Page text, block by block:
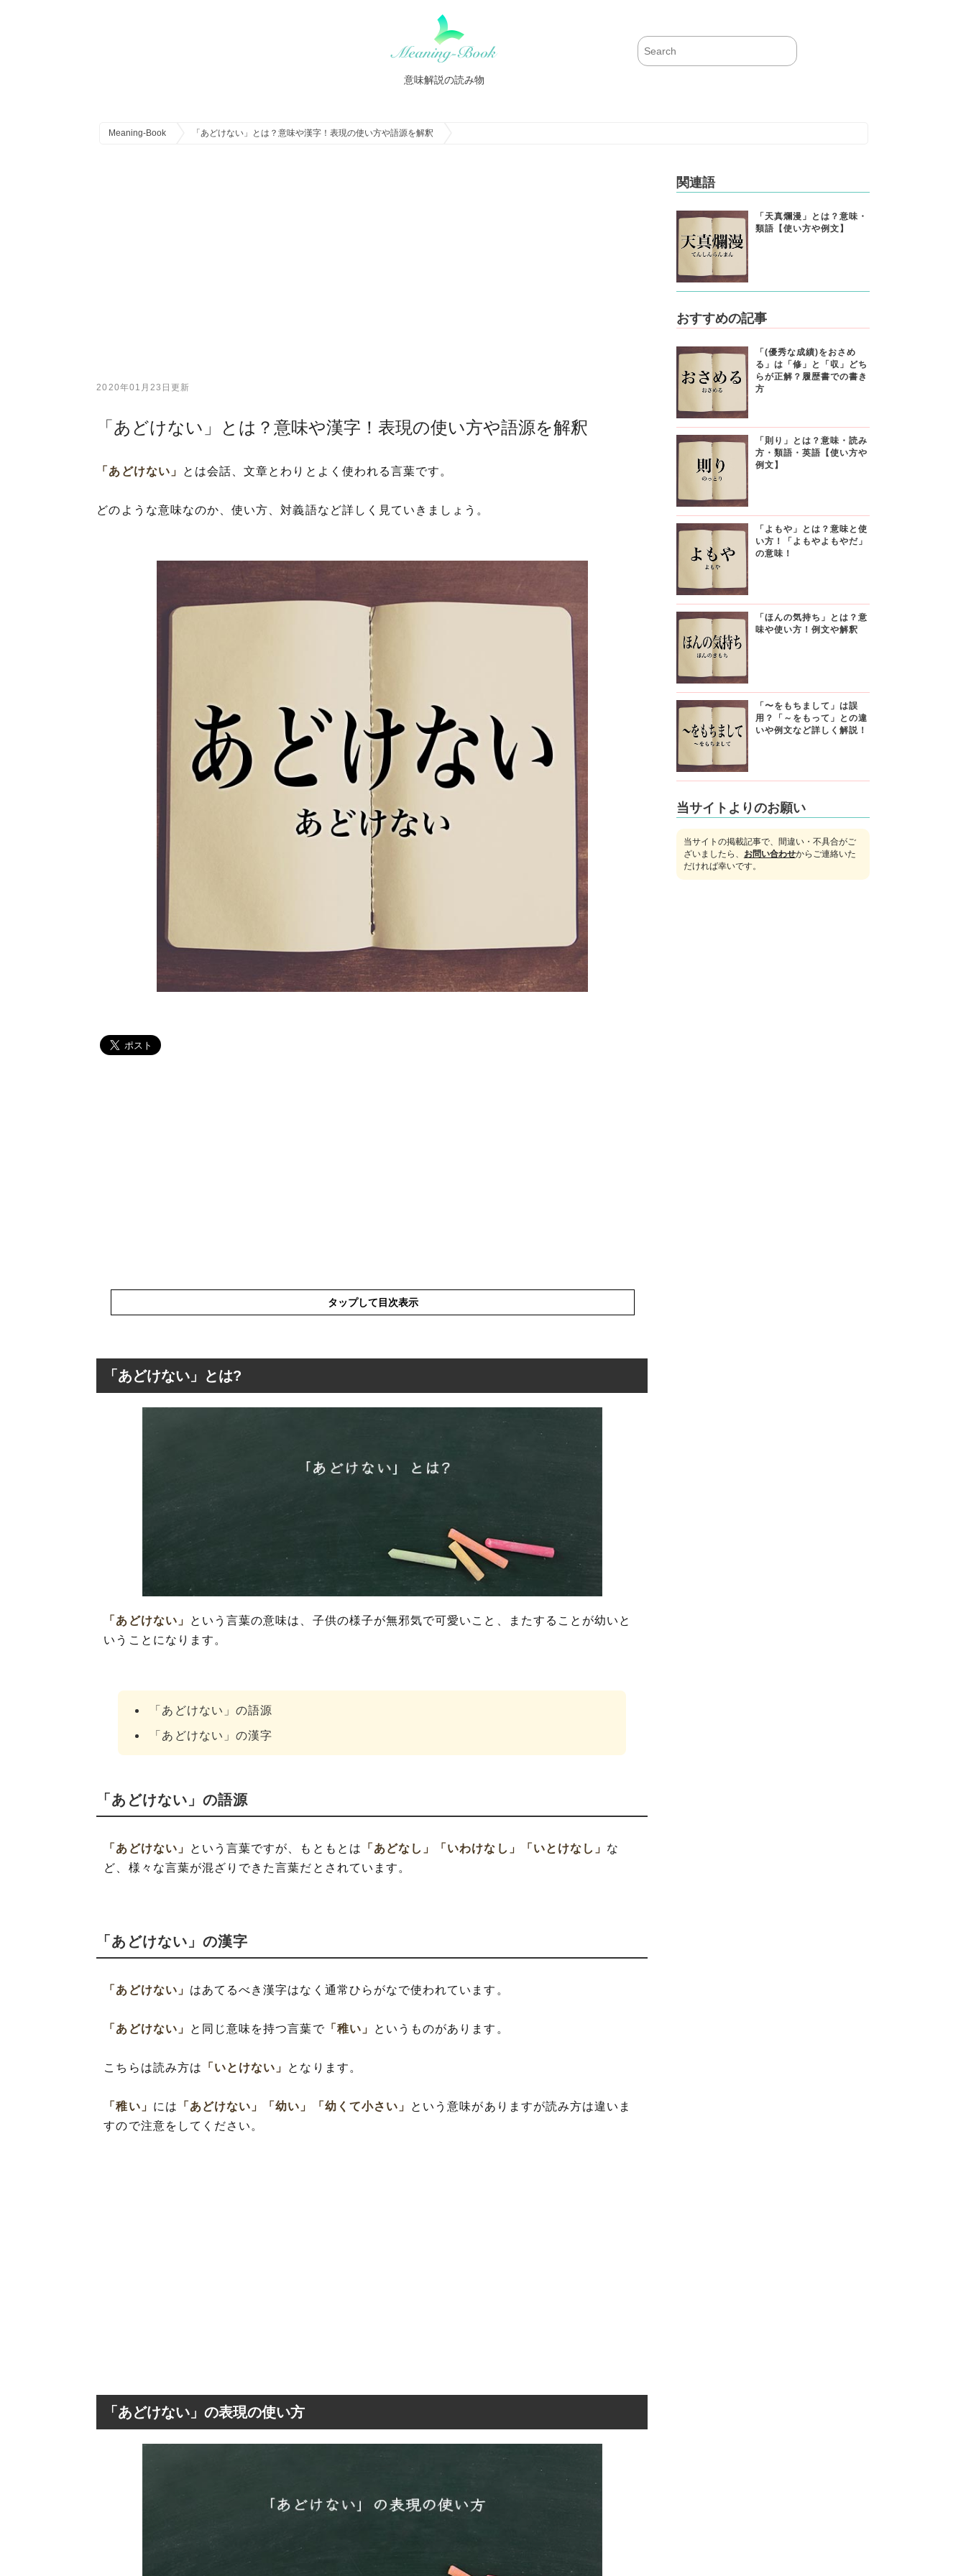
意味解説の読み物
Meaning-Book 「あどけない」とは？意味や漢字！表現の使い方や語源を解釈
2020年01月23日更新
「あどけない」とは？意味や漢字！表現の使い方や語源を解釈
「あどけない」 とは会話、文章とわりとよく使われる言葉です。
どのような意味なのか、使い方、対義語など詳しく見ていきましょう。
タップして目次表示
「あどけない」の表現の使い方
「あどけない」を使った例文や短文など(意味を解釈)
「あどけない」の類語や関連語
「あどけない」の英語と解釈
「あどけない」とは?
「あどけない」
という言葉の意味は、子供の様子が無邪気で可愛いこと、またすることが幼いと
いうことになります。
「あどけない」の語源
「あどけない」の漢字
「あどけない」の語源
「あどけない」 という言葉ですが、もともとは 「あどなし」 「いわけなし」 「いとけなし」 な
ど、様々な言葉が混ざりできた言葉だとされています。
「あどけない」の漢字
「あどけない」 はあてるべき漢字はなく通常ひらがなで使われています。
「あどけない」 と同じ意味を持つ言葉で「稚い」 というものがあります。
こちらは読み方は 「いとけない」 となります。
「稚い」 には 「あどけない」 「幼い」 「幼くて小さい」
という意味がありますが読み方は違いま
すので注意をしてください。
「あどけない」の表現の使い方
関連語
「天真爛漫」とは？意味・
類語【使い方や例文】
おすすめの記事
「(優秀な成績)をおさめ
る」は「修」と「収」どち
らが正解？履歴書での書き
方
「則り」とは？意味・読み
方・類語・英語【使い方や
例文】
「よもや」とは？意味と使
い方！「よもやよもやだ」
の意味！
「ほんの気持ち」とは？意
味や使い方！例文や解釈
「〜をもちまして」は誤
用？「～をもって」との違
いや例文など詳しく解説！
当サイトよりのお願い
当サイトの掲載記事で、間違い・不具合がご
ざいましたら、 お問い合わせからご連絡いた
だければ幸いです。